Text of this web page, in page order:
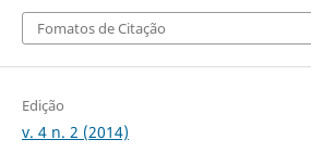
Fomatos de Citação
Edição
v. 4 n. 2 (2014)